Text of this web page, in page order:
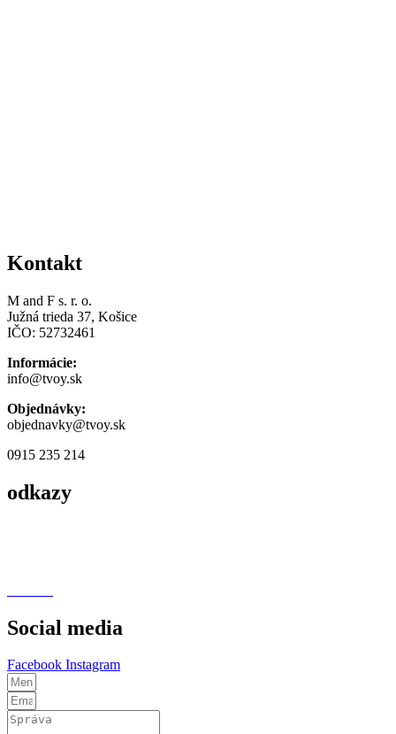
Kontakt
M and F s. r. o.
Južná trieda 37, Košice
IČO: 52732461
Informácie:
info@tvoy.sk
Objednávky:
objednavky@tvoy.sk
0915 235 214
odkazy
Social media
Facebook Instagram